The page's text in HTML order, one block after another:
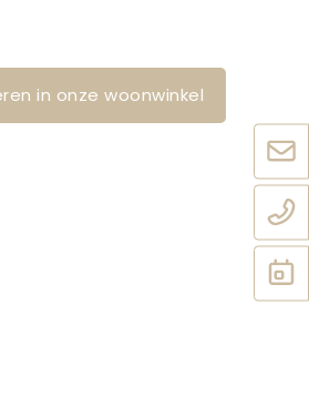
in onze woonwinkel